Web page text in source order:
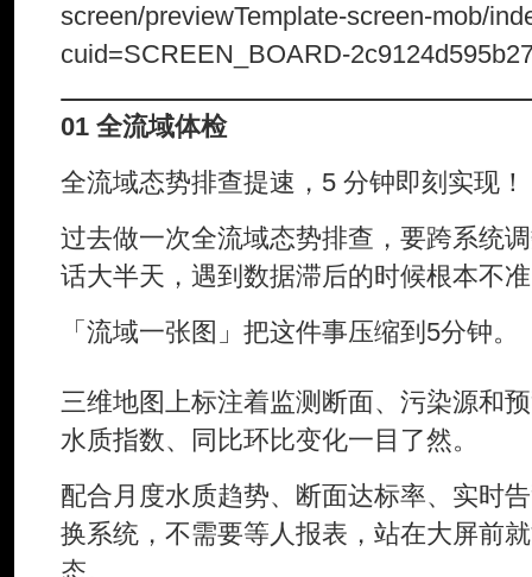
screen/previewTemplate-screen-mob/
cuid=SCREEN_BOARD-
01 全流域体检
全流域态势排查提速，5 分钟即刻实现！
过去做一次全流域态势排查，要跨系统
话大半天，遇到数据滞后的时候根本不
「流域一张图」把这件事压缩到5分钟。
三维地图上标注着监测断面、污染源和
水质指数、同比环比变化一目了然。
配合月度水质趋势、断面达标率、实时
换系统，不需要等人报表，站在大屏前